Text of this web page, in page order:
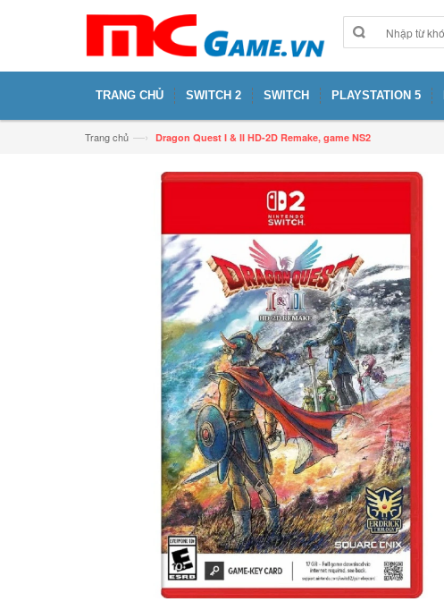
TRANG CHỦ SWITCH 2 SWITCH PLAYSTATION 5
Trang chủ —› Dragon Quest I & II HD-2D Remake, game NS2